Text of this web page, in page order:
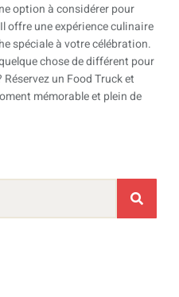
option à considérer pour
offre une expérience culinaire
spéciale à votre célébration.
chose de différent pour
un Food Truck et
mémorable et plein de